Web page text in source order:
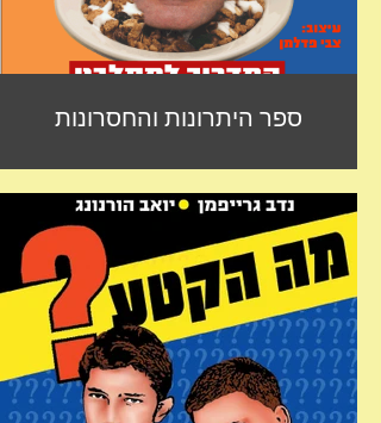
ספר היתרונות והחסרונות